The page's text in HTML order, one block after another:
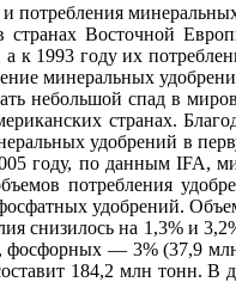
потребления
странах Восточной
1993 году их
минеральных
небольшой спад в
странах.
удобрений в
году, по данным IFA,
потребления
удобрений.
снизилось на 1,3% и
фосфорных — 3% (37,9
184,2 млн тонн.